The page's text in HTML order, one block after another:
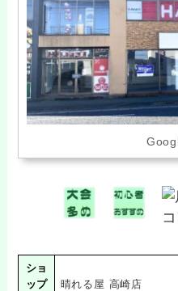
ショ
ップ
晴れる屋 高崎店